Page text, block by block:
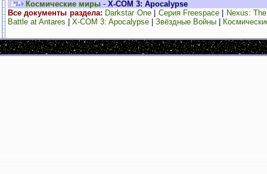
Космические миры - X-COM 3: Apocalypse
Все документы раздела: Darkstar One| Серия Freespace|
Nexus:
Battle at Antares
X-COM 3: Apocalypse Звёздные Войны